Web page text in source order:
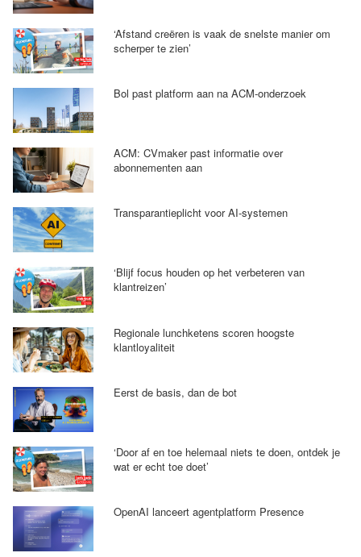
‘Afstand creëren is vaak de snelste manier om
scherper te zien’
Bol past platform aan na ACM-onderzoek
ACM: CVmaker past informatie over
abonnementen aan
Transparantieplicht voor AI-systemen
‘Blijf focus houden op het verbeteren van
klantreizen’
Regionale lunchketens scoren hoogste
klantloyaliteit
Eerst de basis, dan de bot
‘Door af en toe helemaal niets te doen, ontdek je
wat er echt toe doet’
OpenAI lanceert agentplatform Presence